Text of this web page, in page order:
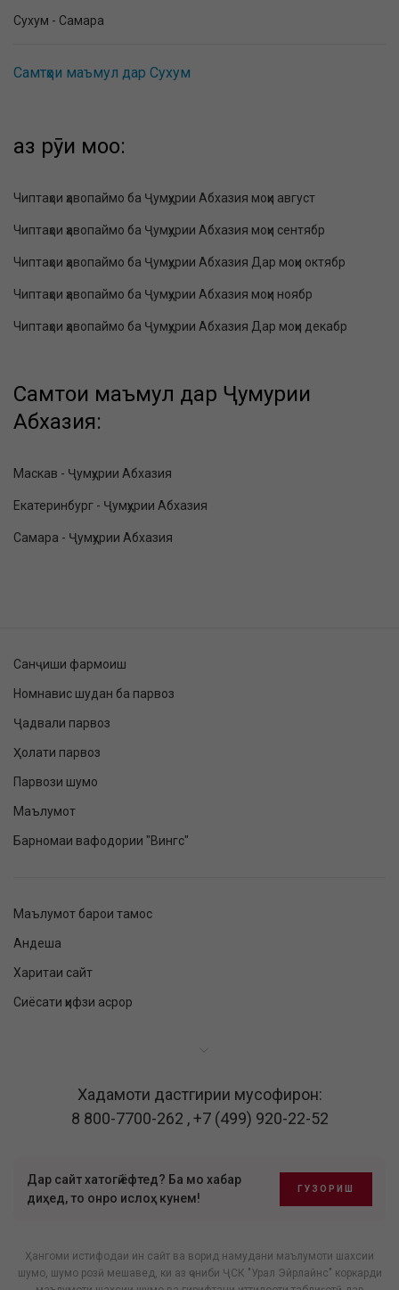
Сухум - Самара
Самтҳои маъмул дар Сухум
аз рӯи моҳҳо:
Чиптаҳои ҳавопаймо ба Ҷумҳурии Абхазия моҳи август
Чиптаҳои ҳавопаймо ба Ҷумҳурии Абхазия моҳи сентябр
Чиптаҳои ҳавопаймо ба Ҷумҳурии Абхазия Дар моҳи октябр
Чиптаҳои ҳавопаймо ба Ҷумҳурии Абхазия моҳи ноябр
Чиптаҳои ҳавопаймо ба Ҷумҳурии Абхазия Дар моҳи декабр
Самтҳои маъмул дар Ҷумҳурии
Абхазия:
Маскав - Ҷумҳурии Абхазия
Екатеринбург - Ҷумҳурии Абхазия
Самара - Ҷумҳурии Абхазия
Санҷиши фармоиш
Номнавис шудан ба парвоз
Ҷадвали парвоз
Ҳолати парвоз
Парвози шумо
Маълумот
Барномаи вафодории "Вингс"
Маълумот барои тамос
Андеша
Харитаи сайт
Сиёсати ҳифзи асрор
Хадамоти дастгирии мусофирон:
8 800-7700-262 ,+7 (499) 920-22-52
Дар сайт хатогӣ ёфтед? Ба мо хабар
диҳед, то онро ислоҳ кунем!
ГУЗОРИШ
Ҳангоми истифодаи ин сайт ва ворид намудани маълумоти шахсии
шумо, шумо розӣ мешавед, ки аз ҷониби ҶСК "Урал Эйрлайнс" коркарди